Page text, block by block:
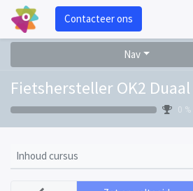
Contacteer ons
Nav
Fietshersteller OK2 Duaal
0 %
Inhoud cursus